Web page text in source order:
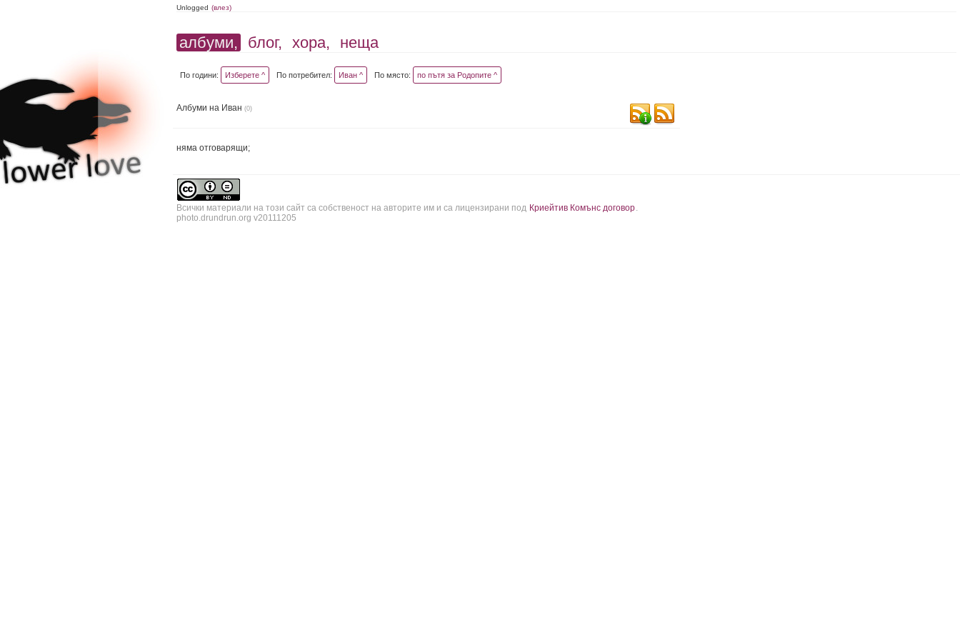
Unlogged (влез)
албуми, блог, хора, неща
По години: Изберете ^ По потребител: Иван ^ По място: по пътя за Родопите ^
Албуми на Иван (0)
няма отговарящи;
Всички материали на този сайт са собственост на авторите им и са лицензирани под Криейтив Комънс договор.
photo.drundrun.org v20111205